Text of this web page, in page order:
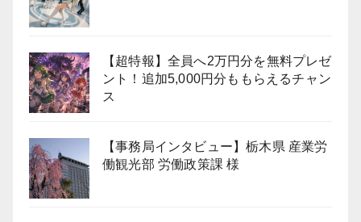
【超特報】全員へ2万円分を無料プレゼ
ント！追加5,000円分ももらえるチャン
ス
【事務局インタビュー】栃木県 産業労
働観光部 労働政策課 様